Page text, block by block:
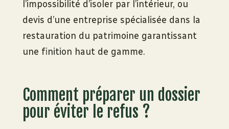
l’impossibilité d’isoler par l’intérieur, ou
devis d’une entreprise spécialisée dans la
restauration du patrimoine garantissant
une finition haut de gamme.
Comment préparer un dossier
pour éviter le refus ?